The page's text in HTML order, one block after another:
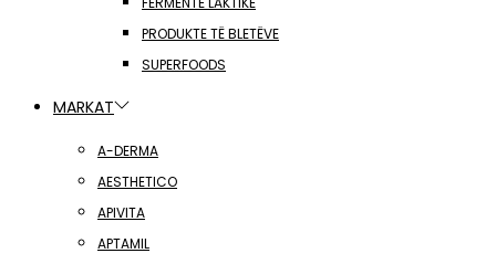
PRODUKTE TË BLETËVE
SUPERFOODS
MARKAT
A-DERMA
AESTHETICO
APIVITA
APTAMIL